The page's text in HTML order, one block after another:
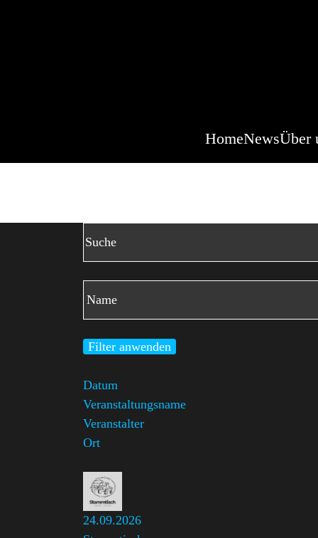
HomeNewsÜber
Filter anwenden
Datum
Veranstaltungsname
Veranstalter
Ort
24.09.2026